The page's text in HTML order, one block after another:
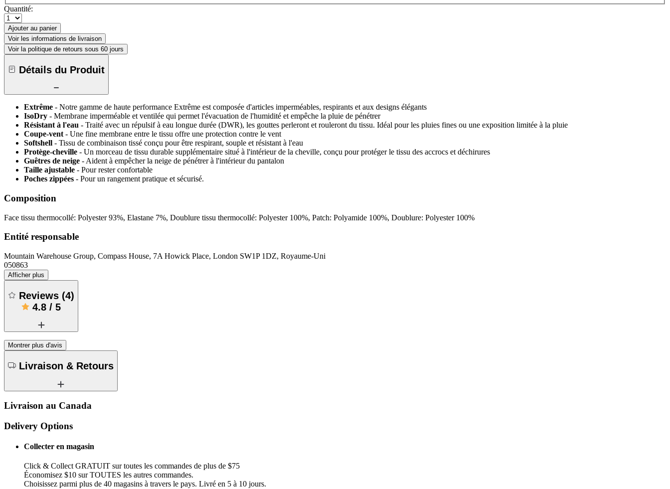
Quantité:
Ajouter au panier
Voir les informations de livraison
Voir la politique de retours sous 60 jours
Détails du Produit
Extrême - Notre gamme de haute performance Extrême est composée d'articles imperméables, respirants et aux designs élégants
IsoDry - Membrane imperméable et ventilée qui permet l'évacuation de l'humidité et empêche la pluie de pénétrer
Résistant à l'eau - Traité avec un répulsif à eau longue durée (DWR), les gouttes perleront et rouleront du tissu. Idéal pour les pluies fines ou une exposition limitée à la pluie
Coupe-vent - Une fine membrane entre le tissu offre une protection contre le vent
Softshell - Tissu de combinaison tissé conçu pour être respirant, souple et résistant à l'eau
Protège-cheville - Un morceau de tissu durable supplémentaire situé à l'intérieur de la cheville, conçu pour protéger le tissu des accrocs et déchirures
Guêtres de neige - Aident à empêcher la neige de pénétrer à l'intérieur du pantalon
Taille ajustable - Pour rester confortable
Poches zippées - Pour un rangement pratique et sécurisé.
Composition
Face tissu thermocollé: Polyester 93%, Elastane 7%, Doublure tissu thermocollé: Polyester 100%, Patch: Polyamide 100%, Doublure: Polyester 100%
Entité responsable
Mountain Warehouse Group, Compass House, 7A Howick Place, London SW1P 1DZ, Royaume-Uni
050863
Afficher plus
Reviews (4)
4.8 / 5
Montrer plus d'avis
Livraison & Retours
Livraison au Canada
Delivery Options
Collecter en magasin
Click & Collect GRATUIT sur toutes les commandes de plus de $75
Économisez $10 sur TOUTES les autres commandes.
Choisissez parmi plus de 40 magasins à travers le pays. Livré en 5 à 10 jours.